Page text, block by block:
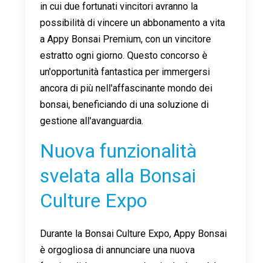
in cui due fortunati vincitori avranno la
possibilità di vincere un abbonamento a vita
a Appy Bonsai Premium, con un vincitore
estratto ogni giorno. Questo concorso è
un'opportunità fantastica per immergersi
ancora di più nell'affascinante mondo dei
bonsai, beneficiando di una soluzione di
gestione all'avanguardia.
Nuova funzionalità
svelata alla Bonsai
Culture Expo
Durante la Bonsai Culture Expo, Appy Bonsai
è orgogliosa di annunciare una nuova